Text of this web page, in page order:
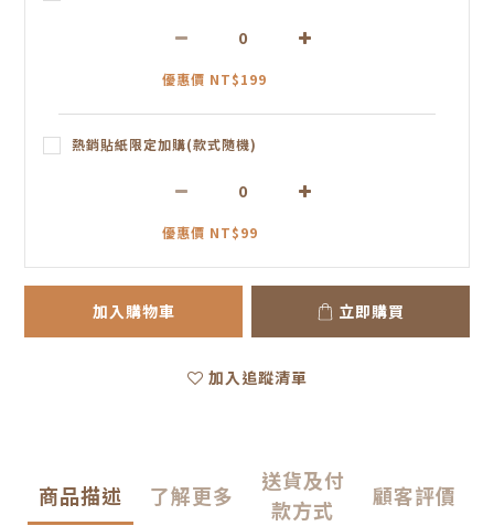
優惠價 NT$199
熱銷貼紙限定加購(款式隨機)
優惠價 NT$99
加入購物車 立即購買
加入追蹤清單
商品描述 了解更多
送貨及付
款方式
顧客評價